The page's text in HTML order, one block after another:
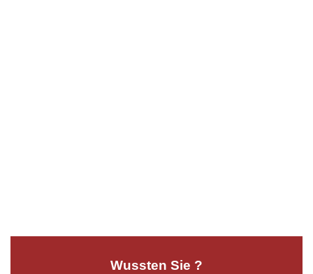
Wussten Sie ?